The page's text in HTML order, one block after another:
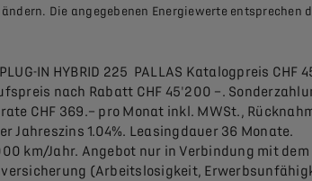
Die angegebenen Energiewerte entsprechen
IN HYBRID 225 PALLAS Katalogpreis CHF
nach Rabatt CHF 45'200 –.
CHF 369.– pro Monat inkl. MWSt.,
Jahreszins 1.04%. Leasingdauer 36 Monate.
km/Jahr. Angebot nur in Verbindung mit dem
(Arbeitslosigkeit,